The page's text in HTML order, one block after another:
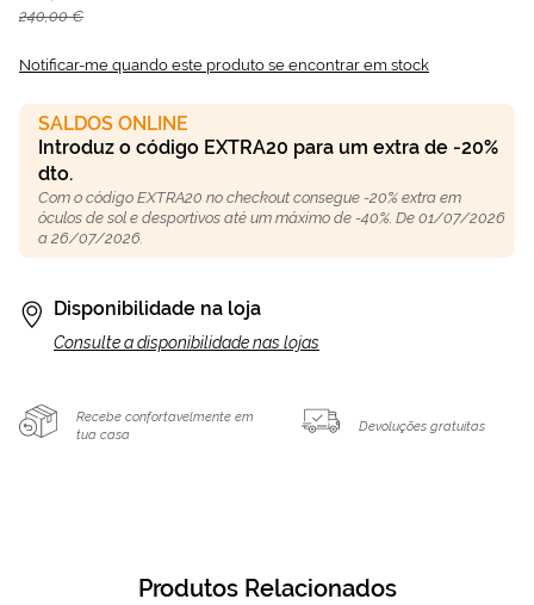
240,00 €
Notificar-me quando este produto se encontrar em stock
SALDOS ONLINE
Introduz o código EXTRA20 para um extra de -20%
dto.
Com o código EXTRA20 no checkout consegue -20% extra em
óculos de sol e desportivos até um máximo de -40%. De 01/07/2026
a 26/07/2026.
Disponibilidade na loja
Consulte a disponibilidade nas lojas
Recebe confortavelmente em
tua casa
Devoluções gratuitas
Produtos Relacionados